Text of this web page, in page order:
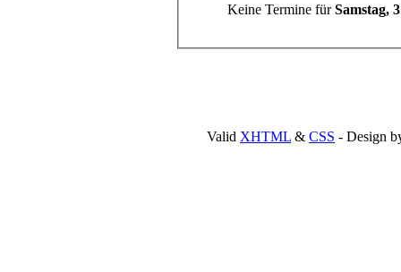
Keine Termine fürSamstag,
Valid XHTML & CSS - Design